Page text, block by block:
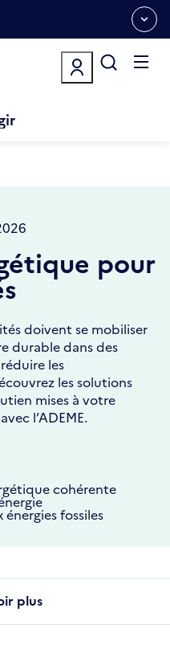
pour
doivent se mobiliser
durable dans des
les
les solutions
mises à votre
l’ADEME.
cohérente
fossiles
plus